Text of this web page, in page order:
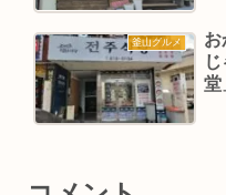
釜山グルメ
お
堂